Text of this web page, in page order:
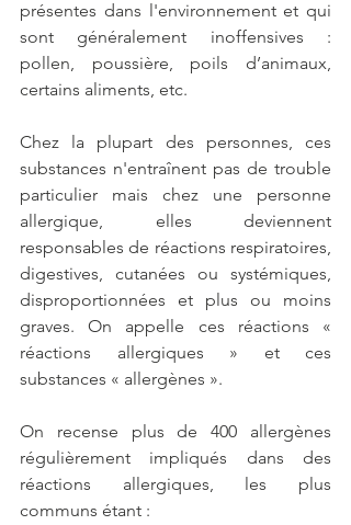
présentes dans l'environnement et qui
sont généralement inoffensives :
pollen, poussière, poils d’animaux,
certains aliments, etc.
Chez la plupart des personnes, ces
substances n'entraînent pas de trouble
particulier mais chez une personne
allergique, elles deviennent
responsables de réactions respiratoires,
digestives, cutanées ou systémiques,
disproportionnées et plus ou moins
graves. On appelle ces réactions «
réactions allergiques » et ces
substances « allergènes ».
On recense plus de 400 allergènes
régulièrement impliqués dans des
réactions allergiques, les plus
communs étant :